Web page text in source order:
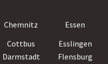
Chemnitz Essen
Cottbus Esslingen
Darmstadt Flensburg